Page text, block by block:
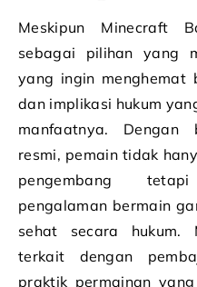
Meskipun Minecraft
sebagai pilihan yang
yang ingin menghemat
dan implikasi hukum
manfaatnya. Dengan
resmi, pemain tidak
pengembang
pengalaman bermain
sehat secara hukum.
terkait dengan
praktik permainan